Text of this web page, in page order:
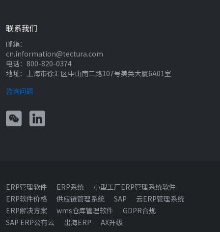
联系我们
邮箱：
cn.information@tectura.com
电话：800-820-0374
地址：上海市徐汇区中山南二路107号美奂大厦6A01室
咨询问题
ERP管理软件 ERP系统
小型工厂ERP管理系统软件
ERP软件价格
供应链管理系统 SAP
云ERP管理系统
ERP解决方案
wms仓库管理软件
GDPR合规
SAP ERP公有云
出海ERP AX升级